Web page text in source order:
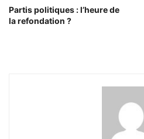
Partis politiques : l’heure de
la refondation ?